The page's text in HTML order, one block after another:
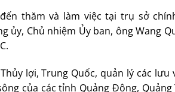
thăm và làm việc tại trụ sở
ủy, Chủ nhiệm Ủy ban, ông Wang
lợi, Trung Quốc, quản lý các lưu
của các tỉnh Quảng Đông,